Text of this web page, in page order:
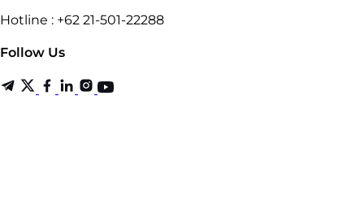
Hotline : +62 21-501-22288
Follow Us